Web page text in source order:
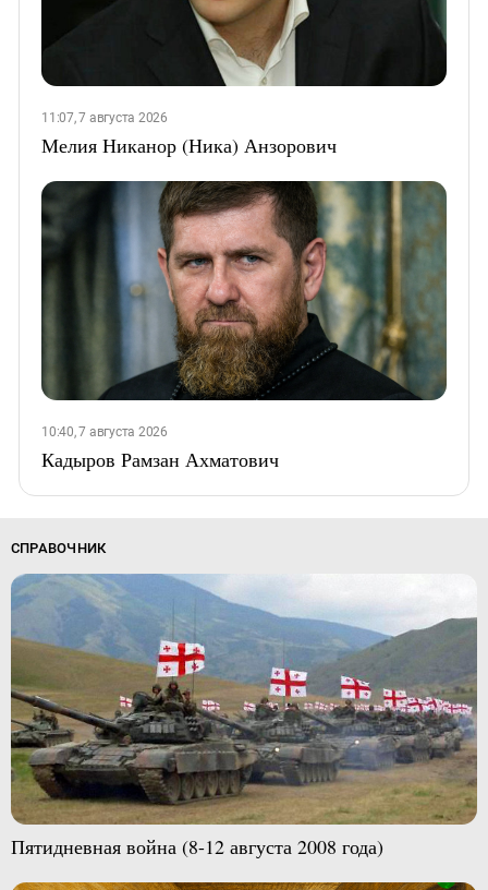
11:07, 7 августа 2026
Мелия Никанор (Ника) Анзорович
10:40, 7 августа 2026
Кадыров Рамзан Ахматович
СПРАВОЧНИК
Пятидневная война (8-12 августа 2008 года)